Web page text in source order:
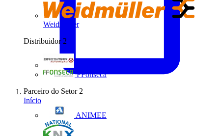
Weidmüller
Distribuidor 2
FFonseca
Parceiro do Setor 2
ANIMEE
Início